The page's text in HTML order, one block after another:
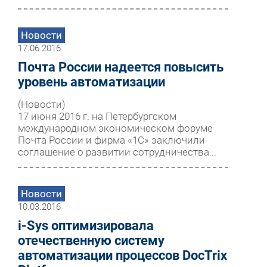
Новости
17.06.2016
Почта России надеется повысить
уровень автоматизации
(Новости)
17 июня 2016 г. на Петербургском
международном экономическом форуме
Почта России и фирма «1С» заключили
соглашение о развитии сотрудничества...
Новости
10.03.2016
i-Sys оптимизировала
отечественную систему
автоматизации процессов DocTrix